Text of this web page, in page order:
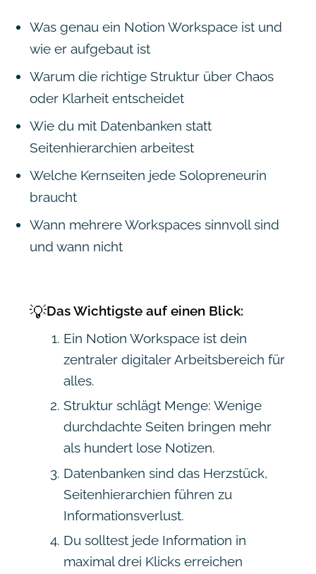
Was genau ein Notion Workspace ist und
wie er aufgebaut ist
Warum die richtige Struktur über Chaos
oder Klarheit entscheidet
Wie du mit Datenbanken statt
Seitenhierarchien arbeitest
Welche Kernseiten jede Solopreneurin
braucht
Wann mehrere Workspaces sinnvoll sind
und wann nicht
💡Das Wichtigste auf einen Blick:
Ein Notion Workspace ist dein
zentraler digitaler Arbeitsbereich für
alles.
Struktur schlägt Menge: Wenige
durchdachte Seiten bringen mehr
als hundert lose Notizen.
Datenbanken sind das Herzstück,
Seitenhierarchien führen zu
Informationsverlust.
Du solltest jede Information in
maximal drei Klicks erreichen